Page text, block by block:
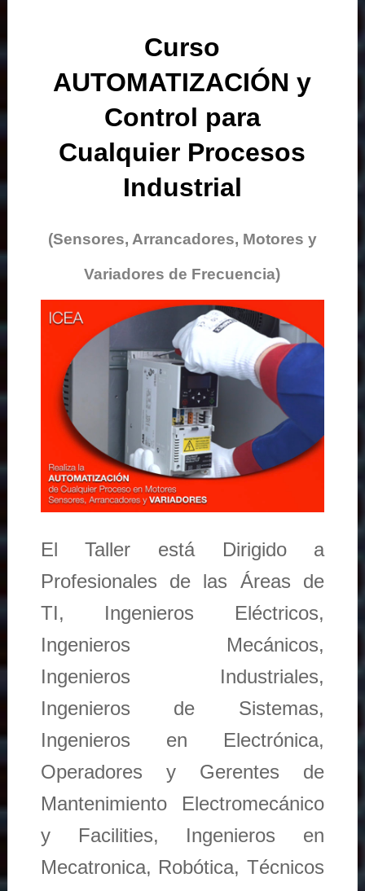
Curso
AUTOMATIZACIÓN y
Control para
Cualquier Procesos
Industrial
(Sensores, Arrancadores, Motores y
Variadores de Frecuencia)
El Taller está Dirigido a
Profesionales de las Áreas de
TI, Ingenieros Eléctricos,
Ingenieros Mecánicos,
Ingenieros Industriales,
Ingenieros de Sistemas,
Ingenieros en Electrónica,
Operadores y Gerentes de
Mantenimiento Electromecánico
y Facilities, Ingenieros en
Mecatronica, Robótica, Técnicos